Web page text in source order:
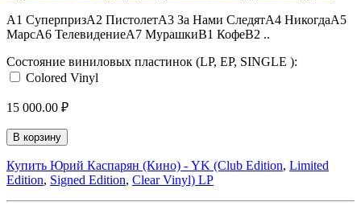
A1 СуперпризA2 ПистолетA3 За Нами СледятA4 НикогдаA5
МарсA6 ТелевидениеA7 МурашкиB1 КофеB2 ..
Состояние виниловых пластинок (LP, EP, SINGLE ):
Colored Vinyl
15 000.00 ₽
В корзину
Купить Юрий Каспарян (Кино) - YK (Club Edition, Limited
Edition, Signed Edition, Clear Vinyl) LP